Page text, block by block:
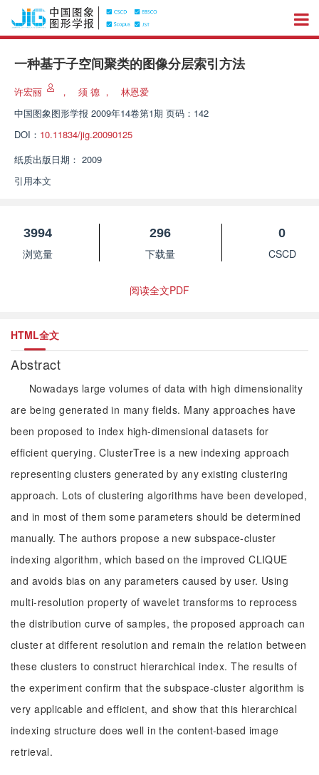
一种基于子空间聚类的图像分层索引方法
许宏丽 ， 须 德 ，
林恩爱
中国图象图形学报 2009年14卷第1期 页码：142
DOI： 10.11834/jig.20090125
纸质出版日期： 2009
引用本文
3994
浏览量
296
下载量
0
CSCD
阅读全文PDF
HTML全文
Abstract
Nowadays large volumes of data with high dimensionality
are being generated in many fields. Many approaches have
been proposed to index high-dimensional datasets for
efficient querying. ClusterTree is a new indexing approach
representing clusters generated by any existing clustering
approach. Lots of clustering algorithms have been developed,
and in most of them some parameters should be determined
manually. The authors propose a new subspace-cluster
indexing algorithm, which based on the improved CLIQUE
and avoids bias on any parameters caused by user. Using
multi-resolution property of wavelet transforms to reprocess
the distribution curve of samples, the proposed approach can
cluster at different resolution and remain the relation between
these clusters to construct hierarchical index. The results of
the experiment confirm that the subspace-cluster algorithm is
very applicable and efficient, and show that this hierarchical
indexing structure does well in the content-based image
retrieval.